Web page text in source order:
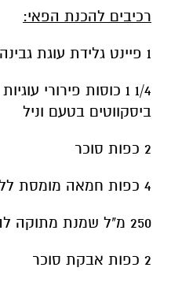
רכיבים להכנת הפאי:
1 פיינט גלידת עוגת גבינה ותות של בן & ג'ריס
1/4 1 כוסות פירורי
ביסקווטים בטעם וניל
2 כפות סוכר
4 כפות חמאה מומסת ללא מלח
250 מ"ל שמנת מתוקה להקצפה
2 כפות אבקת סוכר